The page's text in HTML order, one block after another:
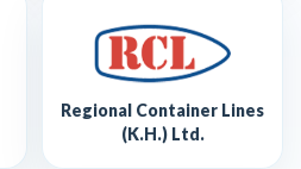
Regional Container Lines
(K.H.) Ltd.